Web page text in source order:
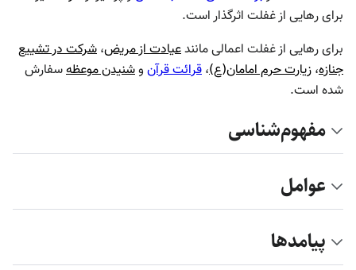
برای رهایی از غفلت اثرگذار است.
برای رهایی از غفلت اعمالی مانندعیادت از مریض، شرکت در تشییع
جنازه، زیارت حرم امامان(ع)، قرائت قرآن وشنیدن موعظهسفارش
شده است.
مفهوم‌شناسی
عوامل
پیامدها